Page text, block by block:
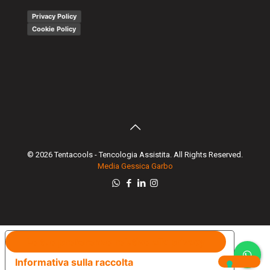
Privacy Policy
Cookie Policy
© 2026 Tentacools - Tencologia Assistita. All Rights Reserved.
Media Gessica Garbo
Informativa sulla raccolta